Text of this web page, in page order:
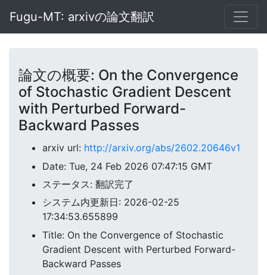
Fugu-MT: arxivの論文翻訳
論文の概要: On the Convergence
of Stochastic Gradient Descent
with Perturbed Forward-
Backward Passes
arxiv url: http://arxiv.org/abs/2602.20646v1
Date: Tue, 24 Feb 2026 07:47:15 GMT
ステータス: 翻訳完了
システム内更新日: 2026-02-25
17:34:53.655899
Title: On the Convergence of Stochastic
Gradient Descent with Perturbed Forward-
Backward Passes